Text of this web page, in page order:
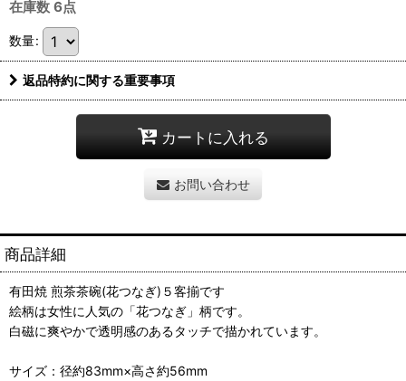
在庫数 6点
数量:
返品特約に関する重要事項
カートに入れる
お問い合わせ
商品詳細
有田焼 煎茶茶碗(花つなぎ)５客揃です
絵柄は女性に人気の「花つなぎ」柄です。
白磁に爽やかで透明感のあるタッチで描かれています。
サイズ：径約83mm×高さ約56mm